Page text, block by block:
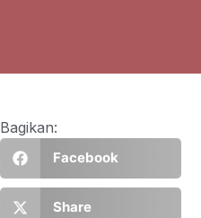
Bagikan:
Facebook
Share